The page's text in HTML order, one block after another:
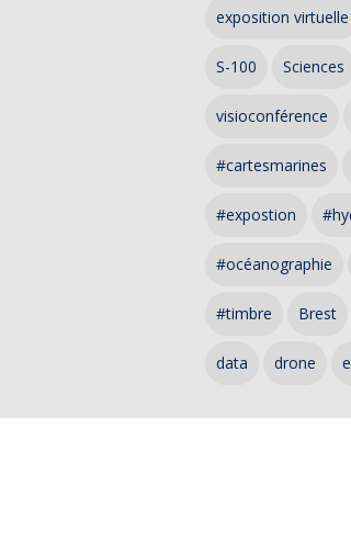
exposition virtuelle
S-100 Sciences
visioconférence
#cartesmarines
#expostion
#océanographie
#timbre Brest
data drone